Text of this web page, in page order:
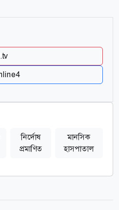
নির্দোষ
প্রমাণিত
মানসিক
হাসপাতাল